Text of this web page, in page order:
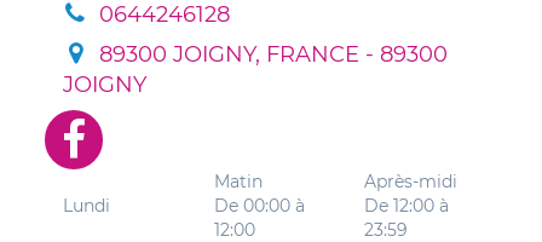
0644246128
89300 JOIGNY, FRANCE - 89300
JOIGNY
Matin
Après-midi
Lundi
De 00:00 à
12:00
De 12:00 à
23:59